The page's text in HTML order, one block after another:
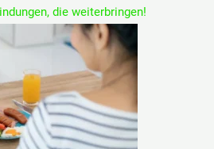
die weiterbringen!